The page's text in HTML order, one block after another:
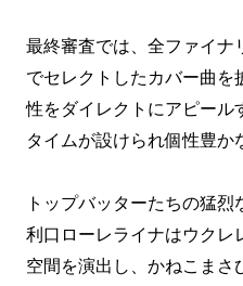
最終審査では、全ファイナ
でセレクトしたカバー曲を
性をダイレクトにアピール
タイムが設けられ個性豊か
トップバッターたちの猛
利口ローレライナはウクレ
空間を演出し、かねこまさ